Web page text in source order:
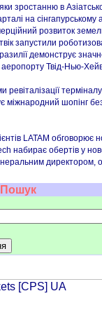
зростанню в
на сінгапурському
розвиток
запустили
демонструє
Твід-Нью-
шопінг
LATAM обговорює
набирає обертів у
директором,
Пошук